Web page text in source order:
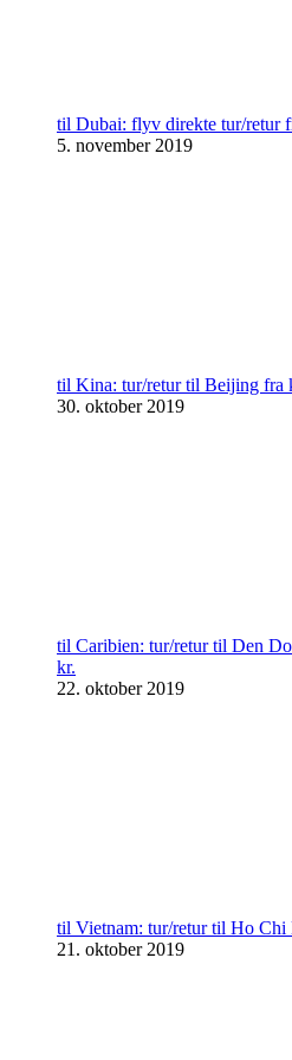
til Dubai: flyv direkte tur/retur
5. november 2019
til Kina: tur/retur til Beijing fra
30. oktober 2019
til Caribien: tur/retur til Den
kr.
22. oktober 2019
til Vietnam: tur/retur til Ho
21. oktober 2019